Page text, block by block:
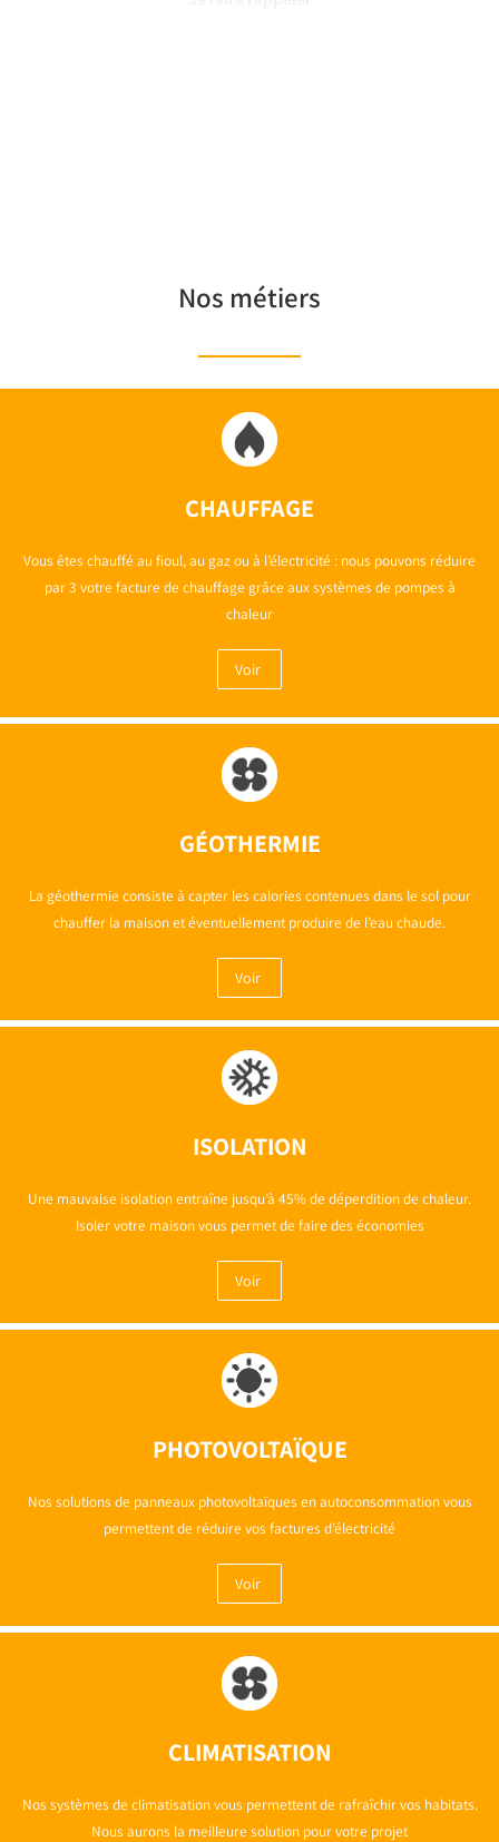
Nos métiers
CHAUFFAGE
Vous êtes chauffé au fioul, au gaz ou à l’électricité : nous pouvons réduire
par 3 votre facture de chauffage grâce aux systèmes de pompes à
chaleur
Voir
GÉOTHERMIE
La géothermie consiste à capter les calories contenues dans le sol pour
chauffer la maison et éventuellement produire de l’eau chaude.
Voir
ISOLATION
Une mauvaise isolation entraîne jusqu’à 45% de déperdition de chaleur.
Isoler votre maison vous permet de faire des économies
Voir
PHOTOVOLTAÏQUE
Nos solutions de panneaux photovoltaïques en autoconsommation vous
permettent de réduire vos factures d’électricité
Voir
CLIMATISATION
Nos systèmes de climatisation vous permettent de rafraîchir vos habitats.
Nous aurons la meilleure solution pour votre projet